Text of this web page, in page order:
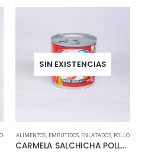
SIN EXISTENCIAS
ALIMENTOS, EMBUTIDOS, ENLATADOS, POLLO
CARMELA SALCHICHA POLLO PICANTE 5OZ